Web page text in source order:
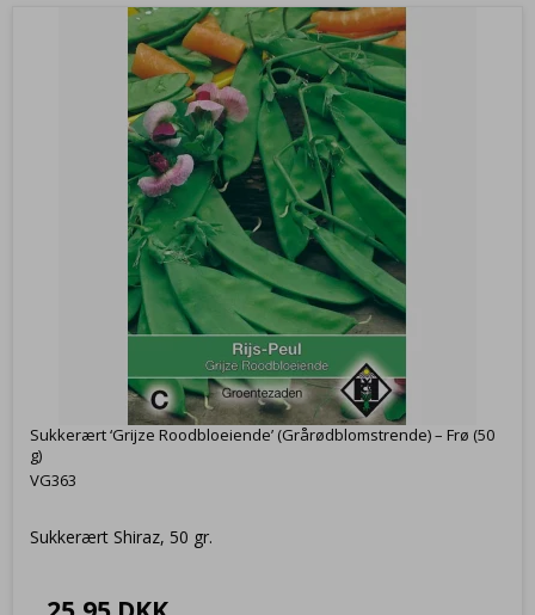
Sukkerært ‘Grijze Roodbloeiende’ (Grårødblomstrende) – Frø (50
g)
VG363
Sukkerært Shiraz, 50 gr.